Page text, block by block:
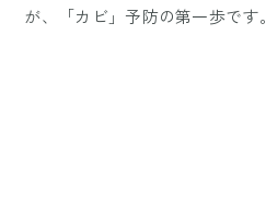
が、「カビ」予防の第一歩です。